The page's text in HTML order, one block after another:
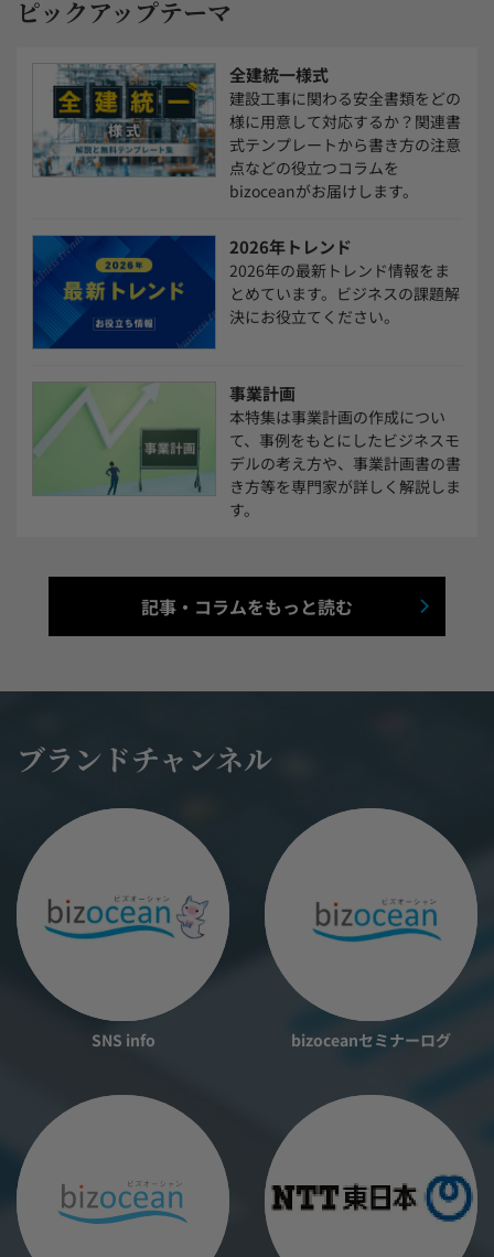
ピックアップテーマ
全建統一様式
建設工事に関わる安全書類をどの
様に用意して対応するか？関連書
式テンプレートから書き方の注意
点などの役立つコラムを
bizoceanがお届けします。
2026年トレンド
2026年の最新トレンド情報をま
とめています。ビジネスの課題解
決にお役立てください。
事業計画
本特集は事業計画の作成につい
て、事例をもとにしたビジネスモ
デルの考え方や、事業計画書の書
き方等を専門家が詳しく解説しま
す。
記事・コラムをもっと読む
ブランドチャンネル
SNS info bizoceanセミナーログ